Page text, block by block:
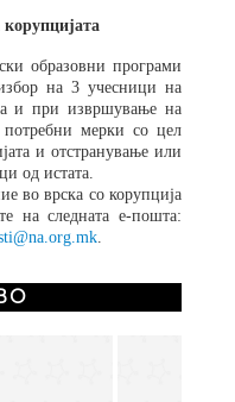
образовни програми
на 3 учесници на
и при извршување на
потребни мерки со цел
и отстранување или
од истата.
во врска со корупција
на следната е-пошта:
.